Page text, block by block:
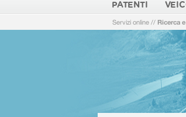
PATENTI
Servizi online // Ricerca